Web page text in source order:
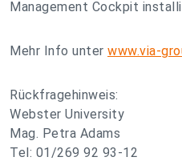
Management Cockpit
Mehr Info unter www.via-
Rückfragehinweis:
Webster University
Mag. Petra Adams
Tel: 01/269 92 93-12